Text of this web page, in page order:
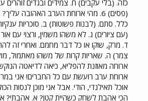
כזה. (בלי עקבים) ח. צמידים ובגדים זוהרים
(פסים) 6. מהי ארוחת הערב האהובה
כלל. סתם. (לבנות פשוטות) ב. סוכריות
(עם ציורים) ג. לא משהו משמין, ורצוי עם אור
ד. מרק, שוקו או כל דבר מחמם. ואחרי זה
צמר) ה. שאריות קרות של משהו מאתמול, מול
ארוחה מאוזנת להפליא, כיאה לדיאטה
ארוחת ערב רועשת עם כל החברים! אני
הכי אהבת לשחק כשהיית קטן? א. אהבתי?